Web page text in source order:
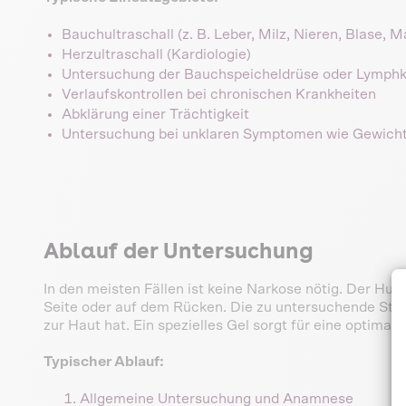
Bauchultraschall (z. B. Leber, Milz, Nieren, Blase,
Herzultraschall (Kardiologie)
Untersuchung der Bauchspeicheldrüse oder
Verlaufskontrollen bei chronischen Krankheiten
Abklärung einer Trächtigkeit
Untersuchung bei unklaren Symptomen wie
Ablauf der Untersuchung
In den meisten Fällen ist keine Narkose nötig. Der
Seite oder auf dem Rücken. Die zu untersuchende
zur Haut hat. Ein spezielles Gel sorgt für eine optimale
Typischer Ablauf:
Allgemeine Untersuchung und Anamnese